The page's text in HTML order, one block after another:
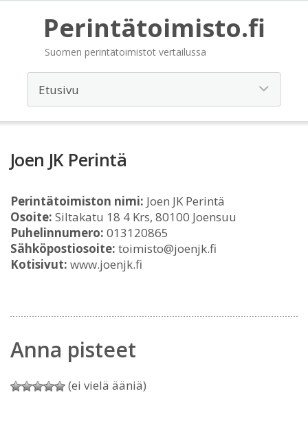
Perintätoimisto.fi
Suomen perintätoimistot vertailussa
Joen JK Perintä
Perintätoimiston nimi: Joen JK Perintä
Osoite: Siltakatu 18 4 Krs, 80100 Joensuu
Puhelinnumero: 013120865
Sähköpostiosoite: toimisto@joenjk.fi
Kotisivut: www.joenjk.fi
Anna pisteet
(ei vielä ääniä)